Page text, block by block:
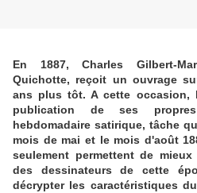
En 1887, Charles Gilbert-
Quichotte, reçoit un ouvrage
ans plus tôt. A cette occasion,
publication de ses
hebdomadaire satirique, tâche
mois de mai et le mois d'août
seulement permettent de
des dessinateurs de cette
décrypter les caractéristiques